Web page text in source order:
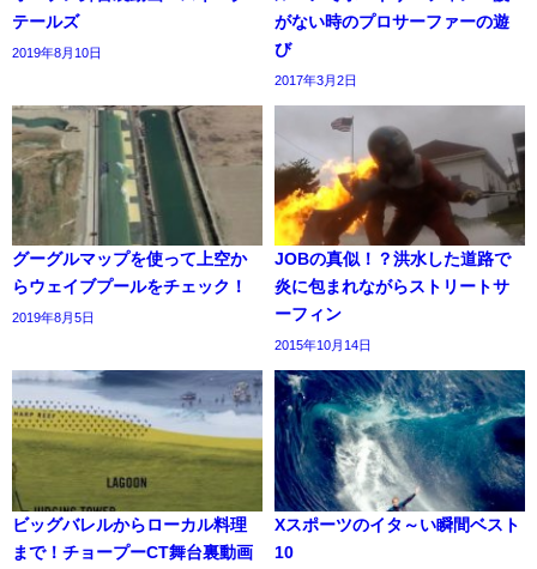
テールズ
2019年8月10日
がない時のプロサーファーの遊
び
2017年3月2日
グーグルマップを使って上空か
らウェイブプールをチェック！
2019年8月5日
JOBの真似！？洪水した道路で
炎に包まれながらストリートサ
ーフィン
2015年10月14日
ビッグバレルからローカル料理
まで！チョープーCT舞台裏動画
Xスポーツのイタ～い瞬間ベスト
10